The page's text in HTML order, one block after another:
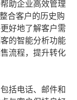
助企业高效管理
合客户的历史购
好地了解客户需
的智能分析功能
流程，提升转化
括电话、邮件和